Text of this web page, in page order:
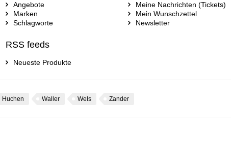
Angebote
Marken
Schlagworte
RSS feeds
Neueste Produkte
Meine Nachrichten (Tickets)
Mein Wunschzettel
Newsletter
Huchen Waller Wels Zander